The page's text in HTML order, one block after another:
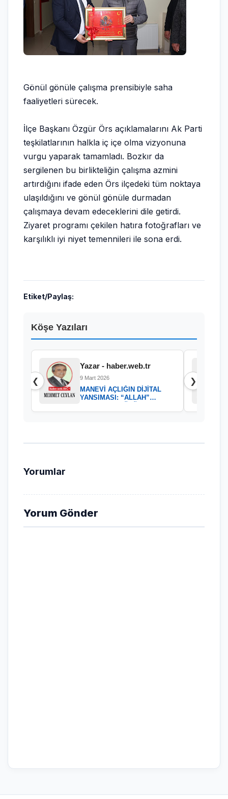
Gönül gönüle çalışma prensibiyle saha
faaliyetleri sürecek.
İlçe Başkanı Özgür Örs açıklamalarını Ak Parti
teşkilatlarının halkla iç içe olma vizyonuna
vurgu yaparak tamamladı. Bozkır da
sergilenen bu birlikteliğin çalışma azmini
artırdığını ifade eden Örs ilçedeki tüm noktaya
ulaşıldığını ve gönül gönüle durmadan
çalışmaya devam edeceklerini dile getirdi.
Ziyaret programı çekilen hatıra fotoğrafları ve
karşılıklı iyi niyet temennileri ile sona erdi.
Etiket/Paylaş:
Köşe Yazıları
❮
Yazar - haber.web.tr
9 Mart 2026
MANEVİ AÇLIĞIN DİJİTAL
YANSIMASI: “ALLAH”
❯
Yorumlar
Yorum Gönder